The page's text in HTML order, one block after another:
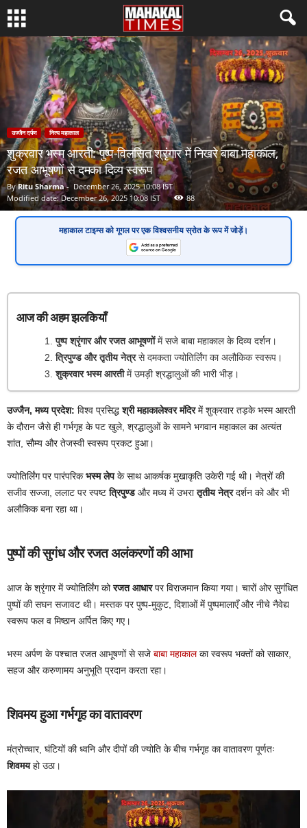
उज्जैन दर्पण नित्य महाकाल
शुक्रवार भस्म आरती: पुष्प-विलसित श्रृंगार में निखरे बाबा महाकाल,
रजत आभूषणों से दमका दिव्य स्वरूप
By Ritu Sharma- December 26, 2025 10:08 IST
Modified date: December 26, 2025 10:08 IST
88
महाकाल टाइम्सको गूगल पर एकविश्वसनीय स्रोतके रूप में जोड़ें।
आज की अहम झलकियाँ
पुष्प श्रृंगार और रजत आभूषणोंमें सजे बाबा महाकाल के दिव्य दर्शन।
त्रिपुण्ड और तृतीय नेत्रसे दमकता ज्योतिर्लिंग का अलौकिक स्वरूप।
शुक्रवार भस्म आरतीमें उमड़ी श्रद्धालुओं की भारी भीड़।
उज्जैन, मध्य प्रदेश: विश्व प्रसिद्धश्री महाकालेश्वर मंदिरमें शुक्रवार तड़के भस्म आरती
के दौरान जैसे ही गर्भगृह के पट खुले, श्रद्धालुओं के सामने भगवान महाकाल का अत्यंत
शांत, सौम्य और तेजस्वी स्वरूप प्रकट हुआ।
ज्योतिर्लिंग पर पारंपरिकभस्म लेपके साथ आकर्षक मुखाकृति उकेरी गई थी। नेत्रों की
सजीव सज्जा, ललाट पर स्पष्टत्रिपुण्डऔर मध्य में उभरातृतीय नेत्रदर्शन को और भी
अलौकिक बना रहा था।
पुष्पों की सुगंध और रजत अलंकरणों की आभा
आज के श्रृंगार में ज्योतिर्लिंग कोरजत आधारपर विराजमान किया गया। चारों ओर सुगंधित
पुष्पों की सघन सजावट थी। मस्तक पर पुष्प-मुकुट, दिशाओं में पुष्पमालाएँ और नीचे नैवेद्य
स्वरूप फल व मिष्ठान अर्पित किए गए।
भस्म अर्पण के पश्चात रजत आभूषणों से सजे बाबा महाकालका स्वरूप भक्तों को साकार,
सहज और करुणामय अनुभूति प्रदान करता रहा।
शिवमय हुआ गर्भगृह का वातावरण
मंत्रोच्चार, घंटियों की ध्वनि और दीपों की ज्योति के बीच गर्भगृह का वातावरण पूर्णतः
शिवमयहो उठा।